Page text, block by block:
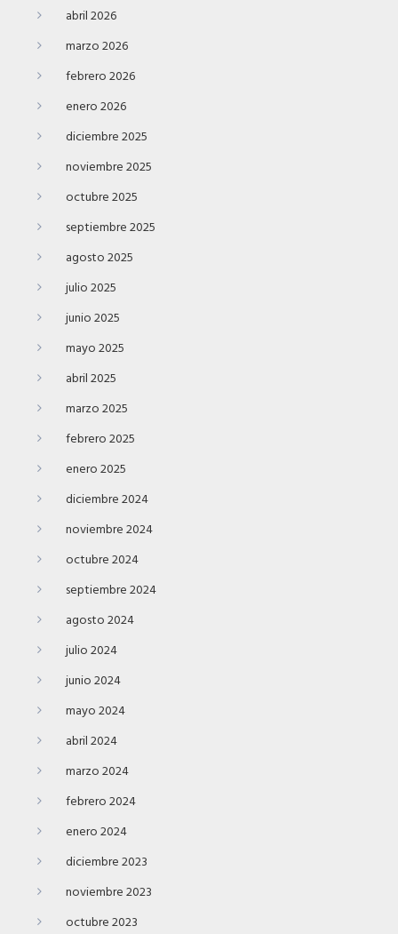
abril 2026
marzo 2026
febrero 2026
enero 2026
diciembre 2025
noviembre 2025
octubre 2025
septiembre 2025
agosto 2025
julio 2025
junio 2025
mayo 2025
abril 2025
marzo 2025
febrero 2025
enero 2025
diciembre 2024
noviembre 2024
octubre 2024
septiembre 2024
agosto 2024
julio 2024
junio 2024
mayo 2024
abril 2024
marzo 2024
febrero 2024
enero 2024
diciembre 2023
noviembre 2023
octubre 2023